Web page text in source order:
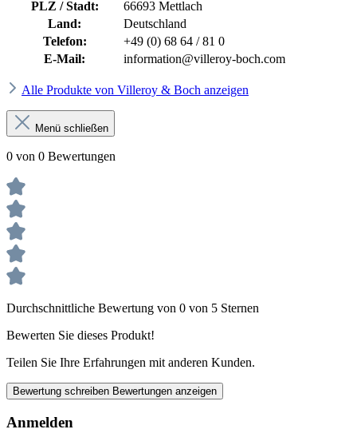
PLZ / Stadt:
66693 Mettlach
Land:
Deutschland
Telefon:
+49 (0) 68 64 / 81 0
E-Mail:
information@villeroy-boch.com
Alle Produkte von Villeroy & Boch anzeigen
Menü schließen
0 von 0 Bewertungen
Durchschnittliche Bewertung von 0 von 5 Sternen
Bewerten Sie dieses Produkt!
Teilen Sie Ihre Erfahrungen mit anderen Kunden.
Bewertung schreiben Bewertungen anzeigen
Anmelden